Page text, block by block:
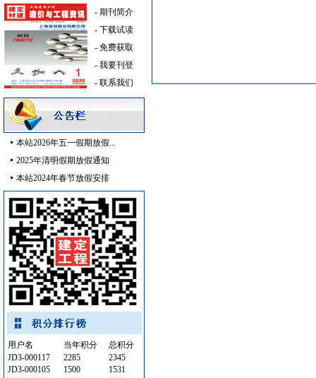
防火隔热 [采购中]
玻璃幕墙 [采购中]
开关
[采购中]
安全防范 [采购中]
变配电
[采购中]
给排水系统 [采购中]
油漆涂料
灯盘 [采购中]
PVC窗帘 [采购中]
照明灯具 [采购中]
给排水系统 [采购中]
控制房 [采购中]
石英灯 [采购中]
线槽线管 [采购中]
电线电缆 [采购中]
水泵房 [采购中]
仪器仪表 [采购中]
空调设备 [采购中]
供水设备
[采购中]
防雷接地
[采购中]
卫生洁具
[采购中]
- 期刊简介
- 下载试读
- 免费获取
- 我要刊登
- 联系我们
本站2026年五一假期放假...
2025年清明假期放假通知
本站2024年春节放假安排
用户名 当年积分
总积分
JD3-000117
2285
2345
JD3-000105
1500
1531